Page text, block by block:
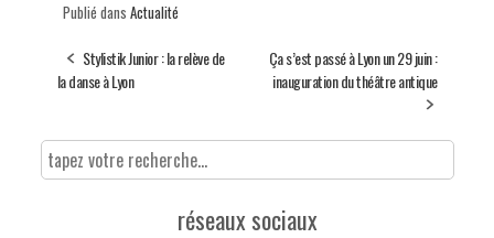
Publié dans Actualité
Stylistik Junior : la relève de
la danse à Lyon
Ça s’est passé à Lyon un 29 juin :
inauguration du théâtre antique
réseaux sociaux